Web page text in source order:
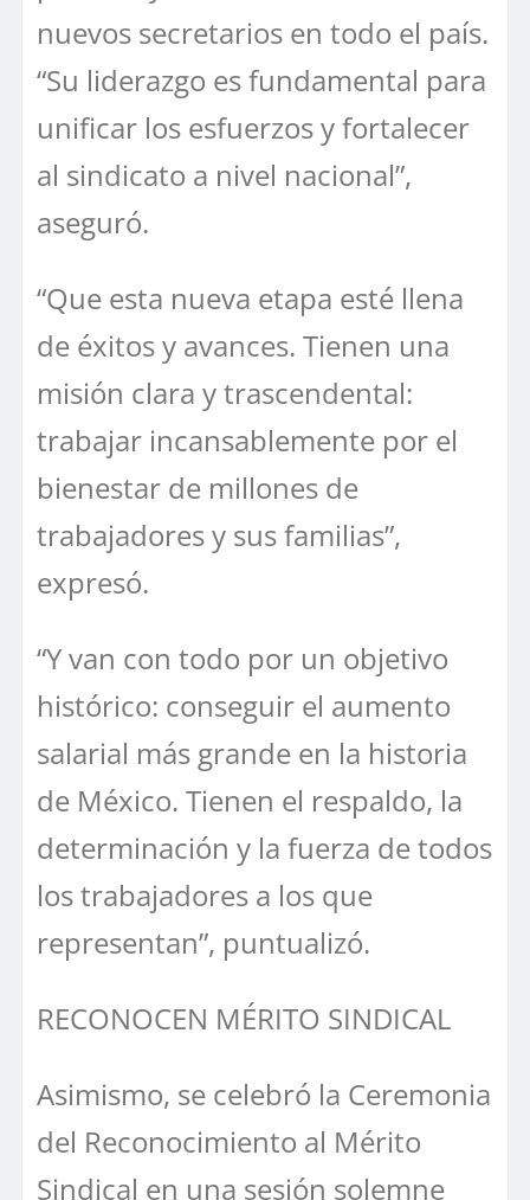
nuevos secretarios en todo el país.
“Su liderazgo es fundamental para
unificar los esfuerzos y fortalecer
al sindicato a nivel nacional”,
aseguró.
“Que esta nueva etapa esté llena
de éxitos y avances. Tienen una
misión clara y trascendental:
trabajar incansablemente por el
bienestar de millones de
trabajadores y sus familias”,
expresó.
“Y van con todo por un objetivo
histórico: conseguir el aumento
salarial más grande en la historia
de México. Tienen el respaldo, la
determinación y la fuerza de todos
los trabajadores a los que
representan”, puntualizó.
RECONOCEN MÉRITO SINDICAL
Asimismo, se celebró la Ceremonia
del Reconocimiento al Mérito
Sindical en una sesión solemne